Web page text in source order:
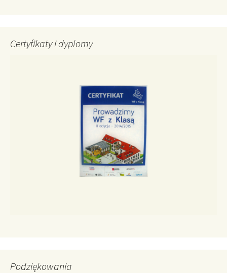
Certyfikaty i dyplomy
Podziękowania